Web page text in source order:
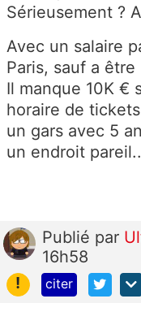
Sérieusement ?
Avec un salaire
Paris, sauf a être
Il manque 10K €
horaire de
un gars avec 5
un endroit
Publié par
16h58
!
citer